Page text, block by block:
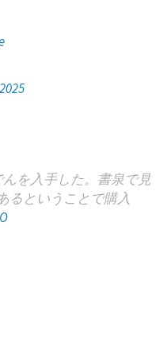
を入手した。書泉で見
るということで購入